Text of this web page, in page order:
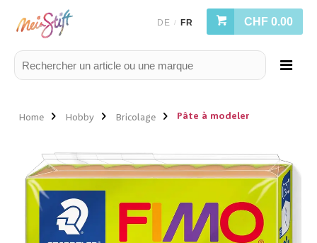
DE / FR CHF 0.00
Home Hobby Bricolage Pâte à modeler